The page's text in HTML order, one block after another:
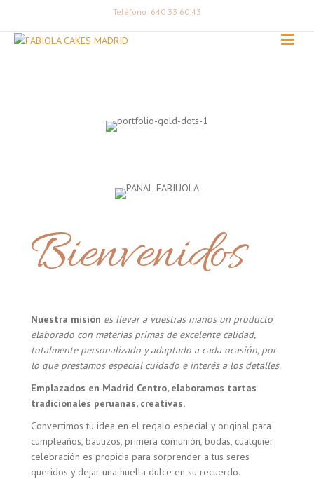
Teléfono: 640 33 60 43
Bienvenidos
Nuestra misión es llevar a vuestras manos un producto
elaborado con materias primas de excelente calidad,
totalmente personalizado y adaptado a cada ocasión, por
lo que prestamos especial cuidado e interés a los detalles.
Emplazados en Madrid Centro, elaboramos tartas
tradicionales peruanas, creativas.
Convertimos tu idea en el regalo especial y original para
cumpleaños, bautizos, primera comunión, bodas, cualquier
celebración es propicia para sorprender a tus seres
queridos y dejar una huella dulce en su recuerdo.